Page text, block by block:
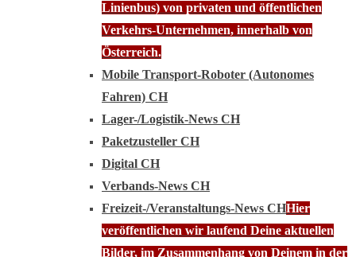
Linienbus) von privaten und öffentlichen
Verkehrs-Unternehmen, innerhalb von
Österreich.
Mobile Transport-Roboter (Autonomes
Fahren) CH
Lager-/Logistik-News CH
Paketzusteller CH
Digital CH
Verbands-News CH
Freizeit-/Veranstaltungs-News CHHier
veröffentlichen wir laufend Deine aktuellen
Bilder, im Zusammenhang von Deinem in der